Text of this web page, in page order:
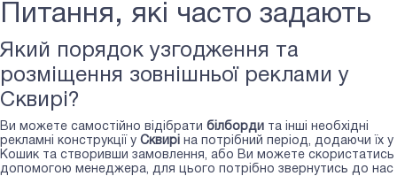
Питання, які часто задають
Який порядок узгодження та
розміщення зовнішньої реклами у
Сквирі?
Ви можете самостійно відібрати білборди та інші необхідні
рекламні конструкції у Сквирі на потрібний період, додаючи їх у
Кошик та створивши замовлення, або Ви можете скористатись
допомогою менеджера, для цього потрібно звернутись до нас